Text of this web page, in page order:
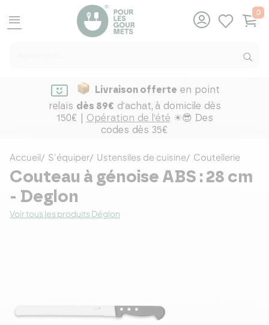
menu
0
Livraison offerte en point
relais dès 89€ d'achat, à domicile dès
150€ | Opération de l'été ☀😎 Des
codes dès 35€
Accueil S'équiper Ustensiles de cuisine Coutellerie
Couteau à génoise ABS : 28 cm
- Deglon
Voir tous les produits Déglon